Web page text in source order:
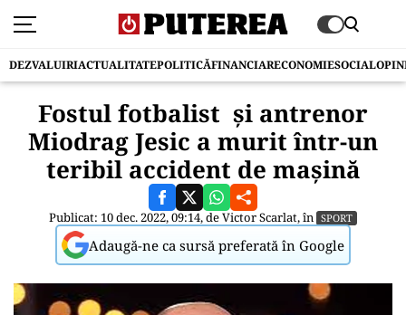
DEZVALUIRIACTUALITATEPOLITICĂFINANCIARECONOMIESOCIAL
Fostul fotbalist și antrenor
Miodrag Jesic a murit într-un
teribil accident de mașină
Publicat: 10 dec. 2022, 09:14, deVictor Scarlat, în SPORT
Adaugă-ne ca sursă preferată în Google